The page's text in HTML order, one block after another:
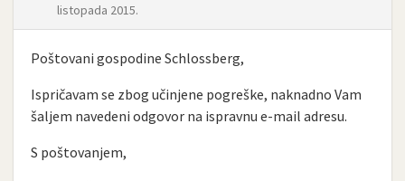
listopada 2015.
Poštovani gospodine Schlossberg,
Ispričavam se zbog učinjene pogreške, naknadno Vam
šaljem navedeni odgovor na ispravnu e-mail adresu.
S poštovanjem,